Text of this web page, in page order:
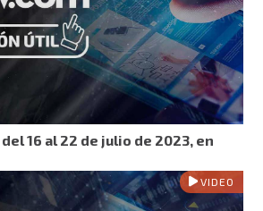
16 al 22 de julio de 2023, en
VIDEO